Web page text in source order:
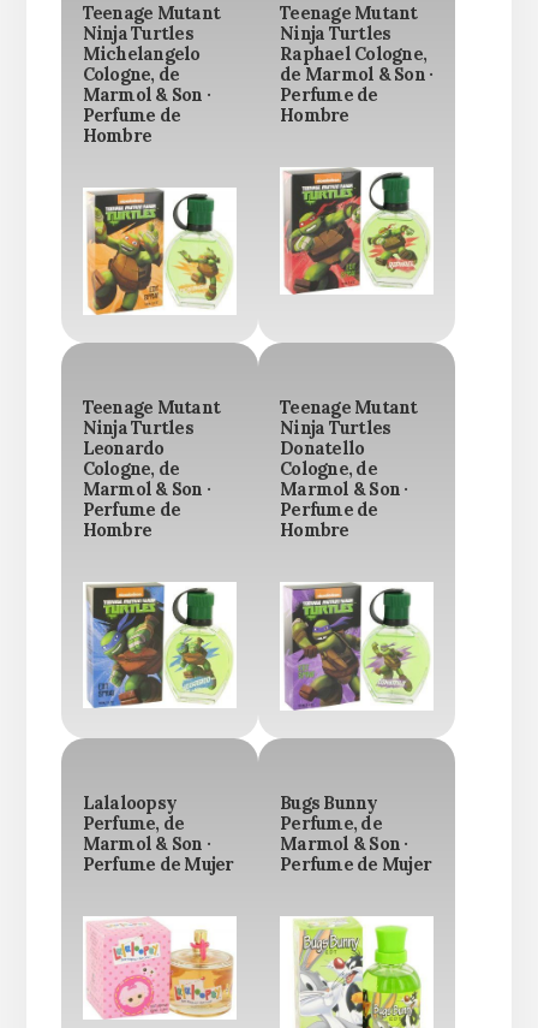
Teenage Mutant
Ninja Turtles
Michelangelo
Cologne, de
Marmol & Son ·
Perfume de
Hombre
Teenage Mutant
Ninja Turtles
Raphael Cologne,
de Marmol & Son ·
Perfume de
Hombre
Teenage Mutant
Ninja Turtles
Leonardo
Cologne, de
Marmol & Son ·
Perfume de
Hombre
Teenage Mutant
Ninja Turtles
Donatello
Cologne, de
Marmol & Son ·
Perfume de
Hombre
Lalaloopsy
Perfume, de
Marmol & Son ·
Perfume de Mujer
Bugs Bunny
Perfume, de
Marmol & Son ·
Perfume de Mujer